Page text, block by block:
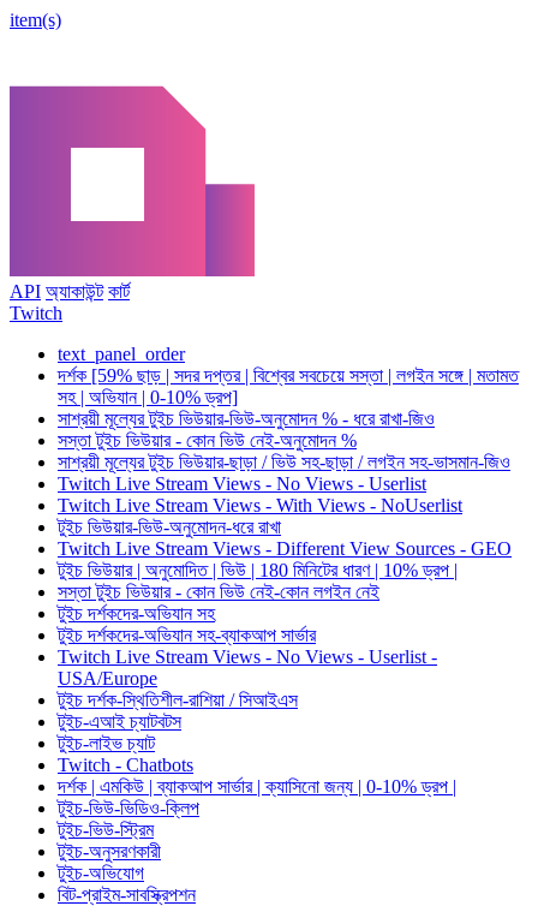
item(s)
API অ্যাকাউন্ট কার্ট
Twitch
text_panel_order
দর্শক [59% ছাড় | সদর দপ্তর | বিশ্বের সবচেয়ে সস্তা | লগইন সঙ্গে | মতামত
সহ | অভিযান | 0-10% ড্রপ]
সাশ্রয়ী মূল্যের টুইচ ভিউয়ার-ভিউ-অনুমোদন % - ধরে রাখা-জিও
সস্তা টুইচ ভিউয়ার - কোন ভিউ নেই-অনুমোদন %
সাশ্রয়ী মূল্যের টুইচ ভিউয়ার-ছাড়া / ভিউ সহ-ছাড়া / লগইন সহ-ভাসমান-জিও
Twitch Live Stream Views - No Views - Userlist
Twitch Live Stream Views - With Views - NoUserlist
টুইচ ভিউয়ার-ভিউ-অনুমোদন-ধরে রাখা
Twitch Live Stream Views - Different View Sources - GEO
টুইচ ভিউয়ার | অনুমোদিত | ভিউ | 180 মিনিটের ধারণ | 10% ড্রপ |
সস্তা টুইচ ভিউয়ার - কোন ভিউ নেই-কোন লগইন নেই
টুইচ দর্শকদের-অভিযান সহ
টুইচ দর্শকদের-অভিযান সহ-ব্যাকআপ সার্ভার
Twitch Live Stream Views - No Views - Userlist -
USA/Europe
টুইচ দর্শক-স্থিতিশীল-রাশিয়া / সিআইএস
টুইচ-এআই চ্যাটবটস
টুইচ-লাইভ চ্যাট
Twitch - Chatbots
দর্শক | এমকিউ | ব্যাকআপ সার্ভার | ক্যাসিনো জন্য | 0-10% ড্রপ |
টুইচ-ভিউ-ভিডিও-ক্লিপ
টুইচ-ভিউ-স্ট্রিম
টুইচ-অনুসরণকারী
টুইচ-অভিযোগ
বিট-প্রাইম-সাবস্ক্রিপশন